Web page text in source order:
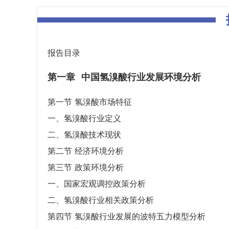
报告目录
第一章 中国氢溴酸行业发展环境分析
第一节 氢溴酸市场特征
一、氢溴酸行业定义
二、氢溴酸技术现状
第二节 经济环境分析
第三节 政策环境分析
一、国家宏观调控政策分析
二、氢溴酸行业相关政策分析
第四节 氢溴酸行业发展的波特五力模型分析